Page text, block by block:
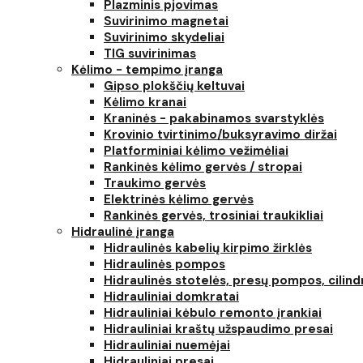
Plazminis pjovimas
Suvirinimo magnetai
Suvirinimo skydeliai
TIG suvirinimas
Kėlimo - tempimo įranga
Gipso plokščių keltuvai
Kėlimo kranai
Kraninės - pakabinamos svarstyklės
Krovinio tvirtinimo/buksyravimo diržai
Platforminiai kėlimo vežimėliai
Rankinės kėlimo gervės / stropai
Traukimo gervės
Elektrinės kėlimo gervės
Rankinės gervės, trosiniai traukikliai
Hidraulinė įranga
Hidraulinės kabelių kirpimo žirklės
Hidraulinės pompos
Hidraulinės stotelės, presų pompos,
Hidrauliniai domkratai
Hidrauliniai kėbulo remonto įrankiai
Hidrauliniai kraštų užspaudimo presai
Hidrauliniai nuemėjai